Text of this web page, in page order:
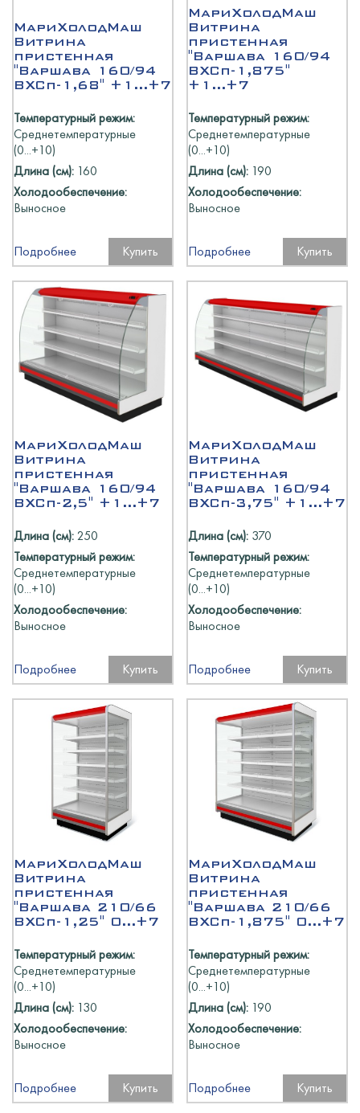
МариХолодМаш
Витрина
пристенная
"Варшава 160/94
ВХСп-1,68" +1...+7
Температурный режим:
Среднетемпературные
(0...+10)
Длина (см): 160
Холодообеспечение:
Выносное
Подробнее Купить
МариХолодМаш
Витрина
пристенная
"Варшава 160/94
ВХСп-1,875"
+1...+7
Температурный режим:
Среднетемпературные
(0...+10)
Длина (см): 190
Холодообеспечение:
Выносное
Подробнее Купить
МариХолодМаш
Витрина
пристенная
"Варшава 160/94
ВХСп-2,5" +1...+7
Длина (см):250
Температурный режим:
Среднетемпературные
(0...+10)
Холодообеспечение:
Выносное
Подробнее Купить
МариХолодМаш
Витрина
пристенная
"Варшава 160/94
ВХСп-3,75" +1...+7
Длина (см): 370
Температурный режим:
Среднетемпературные
(0...+10)
Холодообеспечение:
Выносное
Подробнее Купить
МариХолодМаш
Витрина
пристенная
"Варшава 210/66
ВХСп-1,25" 0...+7
Температурный режим:
Среднетемпературные
(0...+10)
Длина (см): 130
Холодообеспечение:
Выносное
Подробнее Купить
МариХолодМаш
Витрина
пристенная
"Варшава 210/66
ВХСп-1,875" 0...+7
Температурный режим:
Среднетемпературные
(0...+10)
Длина (см): 190
Холодообеспечение:
Выносное
Подробнее Купить